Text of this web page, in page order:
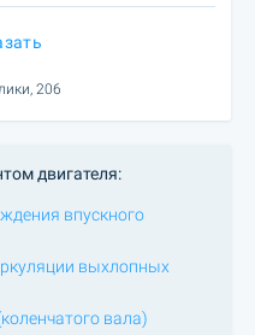
206
двигателя:
впускного
выхлопных
вала)